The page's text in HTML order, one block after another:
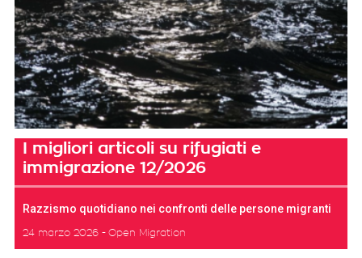
I migliori articoli su rifugiati e
immigrazione 12/2026
Razzismo quotidiano nei confronti delle persone migranti
24 marzo 2026 Open Migration